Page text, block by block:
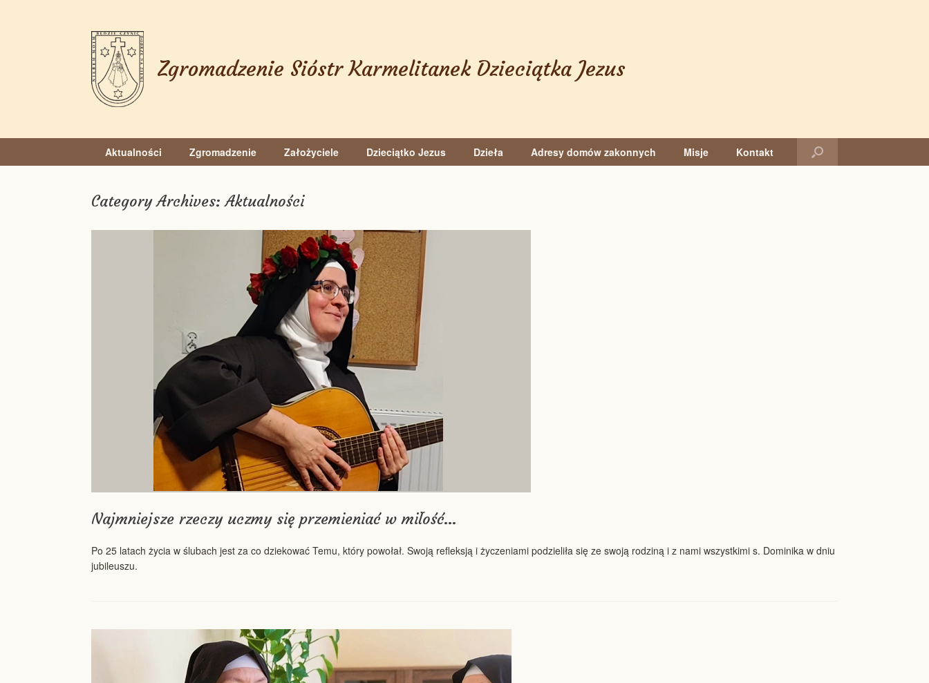
Zgromadzenie Sióstr Karmelitanek Dzieciątka Jezus
Aktualności Zgromadzenie Założyciele Dzieciątko Jezus Dzieła Adresy domów zakonnych Misje Kontakt
Category Archives:Aktualności
Najmniejsze rzeczy uczmy się przemieniać w miłość…
Po 25 latach życia w ślubach jest za co dziekować Temu, który powołał. Swoją refleksją i życzeniami podzieliła się ze swoją rodziną i z nami wszystkimi s. Dominika w dniu
jubileuszu.